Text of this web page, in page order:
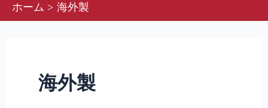
ッ
ホーム 海外製
海外製